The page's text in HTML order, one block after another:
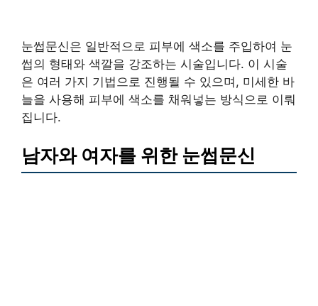
눈썹문신은 일반적으로 피부에 색소를 주입하여 눈
썹의 형태와 색깔을 강조하는 시술입니다. 이 시술
은 여러 가지 기법으로 진행될 수 있으며, 미세한 바
늘을 사용해 피부에 색소를 채워넣는 방식으로 이뤄
집니다.
남자와 여자를 위한 눈썹문신